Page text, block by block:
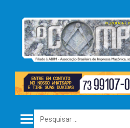
Pesquisar por: